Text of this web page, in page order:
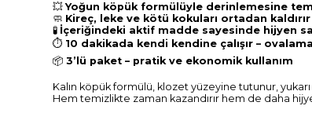
💥Yoğun köpük formülüyle derinlemesine
🧼 Kireç, leke ve kötü kokuları ortadan kaldırır
🧪 İçeriğindeki aktif madde sayesinde hijyen
⏱️ 10 dakikada kendi kendine çalışır –
📦3’lü paket – pratik ve ekonomik kullanım
Kalın köpük formülü, klozet yüzeyine tutunur,
Hem temizlikte zaman kazandırır hem de daha